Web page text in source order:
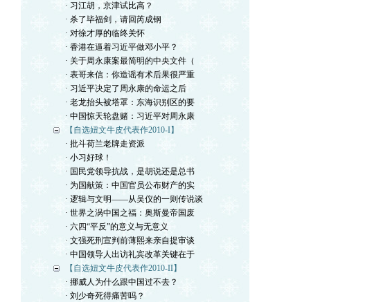
· 习江胡，京津试比高？
· 杀了毕福剑，请回芮成钢
· 对徐才厚的临终关怀
· 香港在逼着习近平做邓小平？
· 关于周永康案最简明的中央文件（
· 表哥来信：你造谣有术后果很严重
· 习近平决定了周永康的命运之后
· 老龙抬头被塔罩：东海识别区的要
· 中国惊天轮盘赌：习近平对周永康
【自选妞文牛皮代表作2010-I】
· 批斗荷兰老牌走资派
· 小习好球！
· 国民党领导抗战，是胡说还是总书
· 为国献策：中国官员公布财产的实
· 逻辑与文明——从吴仪的一则传说谈
· 世界之涡中国之福：奥斯曼帝国废
· 六四“平反”的意义与无意义
· 文强死刑宣判前薄熙来亲自提审谈
· 中国领导人出访礼宾改革关键在于
【自选妞文牛皮代表作2010-II】
· 挪威人为什么跟中国过不去？
· 刘少奇死得痛苦吗？